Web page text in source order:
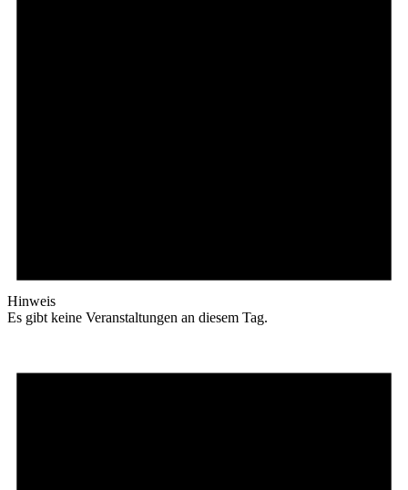
Hinweis
Es gibt keine Veranstaltungen an diesem Tag.